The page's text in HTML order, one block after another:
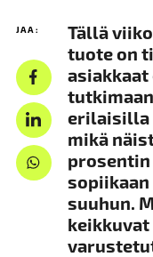
JAA:
Tällä
tuote on
erilaisilla
mikä
suuhun.